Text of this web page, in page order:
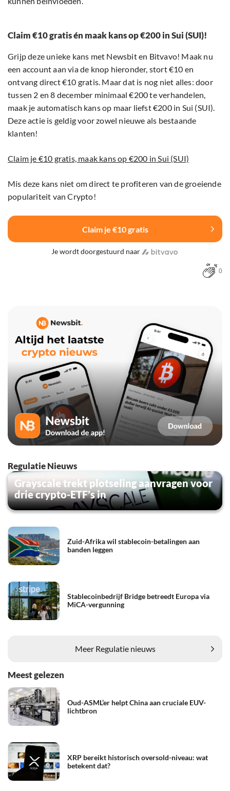
Claim €10 gratis én maak kans op €200 in Sui (SUI)!
Grijp deze unieke kans met Newsbit en Bitvavo! Maak nu
een account aan via de knop hieronder, stort €10 en
ontvang direct €10 gratis. Maar dat is nog niet alles: door
tussen 2 en 8 december minimaal €200 te verhandelen,
maak je automatisch kans op maar liefst €200 in Sui (SUI).
Deze actie is geldig voor zowel nieuwe als bestaande
klanten!
Claim je €10 gratis, maak kans op €200 in Sui (SUI)
Mis deze kans niet om direct te profiteren van de groeiende
populariteit van Crypto!
Claim je €10 gratis
Je wordt doorgestuurd naar
0
Regulatie Nieuws
Grayscale trekt plotseling aanvragen voor
drie crypto-ETF’s in
Zuid-Afrika wil stablecoin-betalingen aan
banden leggen
Stablecoinbedrijf Bridge betreedt Europa via
MiCA-vergunning
Meer Regulatie nieuws
Meest gelezen
Oud-ASML’er helpt China aan cruciale EUV-
lichtbron
XRP bereikt historisch oversold-niveau: wat
betekent dat?